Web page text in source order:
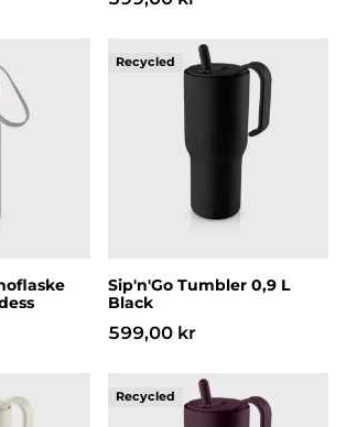
0,5 L Green goddess
Sip'n'Go Tumbler 0,9 L
Sip'n'Go Tumbler 0,9 L
Black
599,00 kr
0,9 L CoconutSip'n'Go Tumbler 0,9 L Fig